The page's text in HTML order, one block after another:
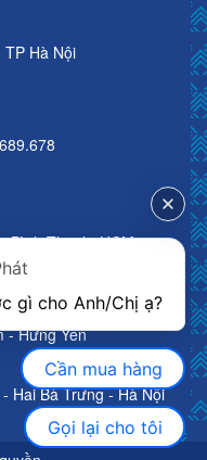
Hà Nội
Bình Thạnh, HCM
- Hưng Yên
Hai Bà Trưng - Hà Nội
Cần mua hàng
Gọi lại cho tôi